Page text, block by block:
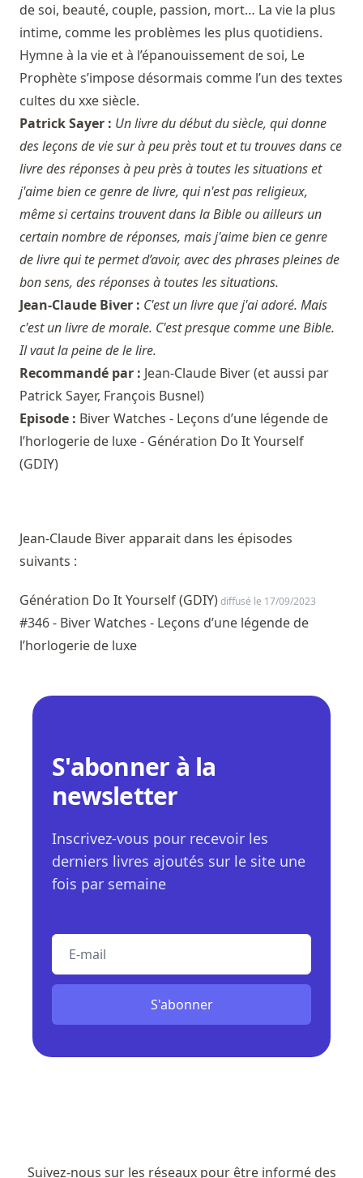
de soi, beauté, couple, passion, mort… La vie la plus
intime, comme les problèmes les plus quotidiens.
Hymne à la vie et à l’épanouissement de soi, Le
Prophète s’impose désormais comme l’un des textes
cultes du xxe siècle.
Patrick Sayer : Un livre du début du siècle, qui donne
des leçons de vie sur à peu près tout et tu trouves dans ce
livre des réponses à peu près à toutes les situations et
j'aime bien ce genre de livre, qui n'est pas religieux,
même si certains trouvent dans la Bible ou ailleurs un
certain nombre de réponses, mais j'aime bien ce genre
de livre qui te permet d’avoir, avec des phrases pleines de
bon sens, des réponses à toutes les situations.
Jean-Claude Biver : C'est un livre que j'ai adoré. Mais
c'est un livre de morale. C'est presque comme une Bible.
Il vaut la peine de le lire.
Recommandé par : Jean-Claude Biver(et aussi par
Patrick Sayer, François Busnel)
Episode : Biver Watches - Leçons d’une légende de
l’horlogerie de luxe - Génération Do It Yourself
(GDIY)
Jean-Claude Biver apparait dans les épisodes
suivants :
Génération Do It Yourself (GDIY)diffusé le 17/09/2023
#346 - Biver Watches - Leçons d’une légende de
l’horlogerie de luxe
S'abonner à la
newsletter
Inscrivez-vous pour recevoir les
derniers livres ajoutés sur le site une
fois par semaine
S'abonner
Suivez-nous sur les réseaux pour être informé des